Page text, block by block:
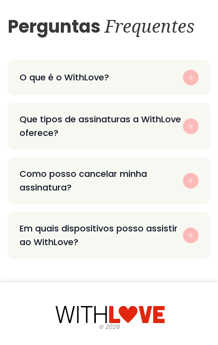
PerguntasFrequentes
O que é o WithLove?
Que tipos de assinaturas a WithLove
oferece?
Como posso cancelar minha
assinatura?
Em quais dispositivos posso assistir
ao WithLove?
©2026